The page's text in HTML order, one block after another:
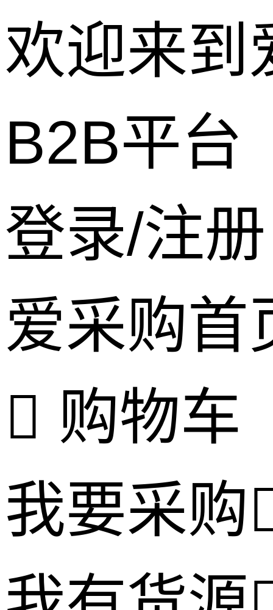
欢迎来到
B2B平台
登录/注册
爱采购首
购物车
我要采购